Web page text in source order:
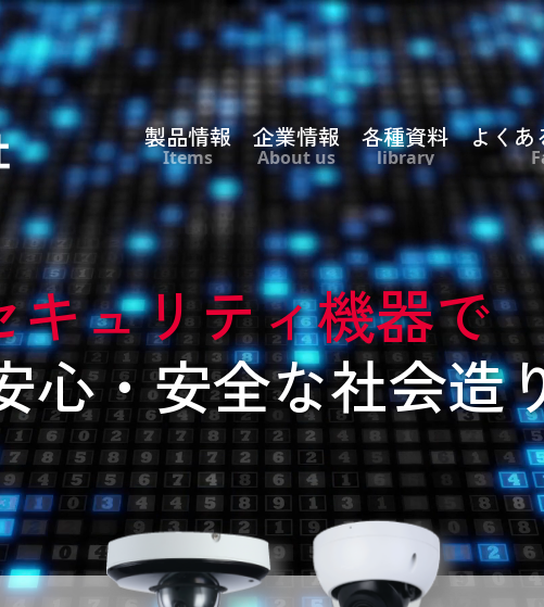
製品情報
Items
企業情報
About us
各種資料
library
よくあ
ュリティ機器で
心・安全な社会造